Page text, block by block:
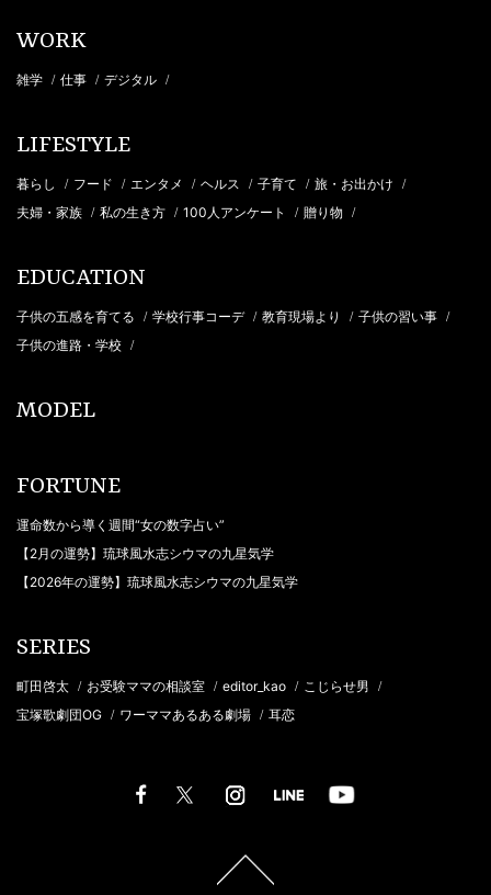
WORK
雑学 / 仕事 / デジタル /
LIFESTYLE
暮らし / フード / エンタメ / ヘルス / 子育て / 旅・お出かけ /
夫婦・家族 / 私の生き方 / 100人アンケート / 贈り物 /
EDUCATION
子供の五感を育てる / 学校行事コーデ / 教育現場より / 子供の習い事 /
子供の進路・学校 /
MODEL
FORTUNE
運命数から導く週間“女の数字占い”
【2月の運勢】琉球風水志シウマの九星気学
【2026年の運勢】琉球風水志シウマの九星気学
SERIES
町田啓太 / お受験ママの相談室 / editor_kao / こじらせ男 /
宝塚歌劇団OG / ワーママあるある劇場 / 耳恋